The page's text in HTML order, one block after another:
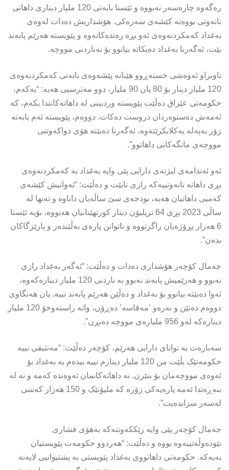
رەگەوە چارەسەر نەبووە و ئێستا بابەتی 120 ملیار دیناری داهاتی
نانەوتی بووەتە کێشەی سەرەکی. هۆشداریش دەدات لەوەی
بەغداد کەمکردنەوەی ئەو بڕە رەتدەکاتەوە و پێویستە هەرێم پابەند
بێت، ئەگەرنا بەغداد دەیکاتە بیانوو بۆ نەناردنی مووچە.
تاوبراو ئەوەشى خستەڕوو هێنانە پێشەوەی بابەتی کەمکردنەوەی
120 ملیار دینار بۆ 80 یان 90 ملیار، دوو مەترسیی هەیە: “یەکەم،
حکومەتی عێراق دەڵێت پێویستە وردبینی لە داهاتەکانتدا بکەم، کە
ئەمەش دەستوەردان دروست دەکات. دووەم، پێویستە ئەم بابەتە
زۆر بەپەلە یەکلابکرێتەوە، ئەگەرنا دەبێتە هۆی دواکەوتنی
مووچەی مانگەکانی داهاتوو”.
ئەو ئەندامەی لیژنەی دارایی پێی وایە بەغداد بە کەمکردنەوەی
بڕی داهاتە نانەوتییەکە رازی نابێت و دەڵێت: “ئەوانیش کێشەی
کەمیی داهاتیان هەیە، بودجەی سێ ساڵەیان داناوە و تەنها لە
ساڵی 2023 بڕی 64 تریلیۆن دینار کورتهێنانیان هەبووە، بۆیە ئێستا
6 هەزار پڕۆژەیان راگرتووە و ناتوانن پارەی بەڵێندەر و پارێزگاکان
بدەن”.
جەمال کۆچەر هۆشداری دەدات و دەڵێت: “ئەگەر بەغداد رازی
نەبوو و هەرێمیش پابەند نەبوو بە ناردنی 120 ملیار دینارەکەوە،
ئەوا دەبێتە بیانوو بۆ بەغداد و دەڵێن هەرێم پابەند نییە. یان هەنگاوی
دووەم دەنێن و بەرەو ‘مەقاسە’ دەڕۆن، واتە راستەوخۆ 120 ملیار
دینارەکە لەو 956 ملیارەی مووچە دەبڕن”.
سەبارەت بە توانای دارایی هەرێم، کۆچەر دەڵێت: “مەنتیقی نییە
حکومەتێک بڵێت من 120 ملیار دینارم نییە بیدەم بە بەغداد بۆ
ئەوەی مووچەمان بۆ بنێرن. نە داهاتەکانمان ئەوەندە کەمە و نە لە
بنەڕەتدا ئەمە پارەیەکی زۆرە کە ملیۆنێک و 150 هەزار کەسی
لەسەر سزابدەیت”.
جەمال کۆچەر پێی وایە رێککەوتنەکە بەهۆی فشاری
نێودەوڵەتییەوە بووە و دەڵێت: “هەردوو حکومەت پێویستیان
بەیەکە. حکومەتی داهاتووی بەغداد پێویستی بە پشتیوانیی لایەنە